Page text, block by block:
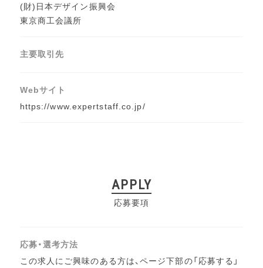
(財)日本デザイン振興会
東京商工会議所
主要取引先
Webサイト
https://www.expertstaff.co.jp/
APPLY
応募要項
応募・選考方法
この求人にご興味のある方は、ページ下部の「応募する」